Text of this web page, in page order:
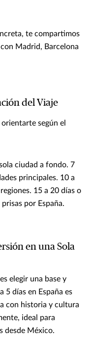
te compartimos
Madrid, Barcelona
del Viaje
según el
ciudad a fondo. 7
principales. 10 a
15 a 20 días o
por España.
en una Sola
elegir una base y
5 días en España es
con historia y cultura
ideal para
desde México.